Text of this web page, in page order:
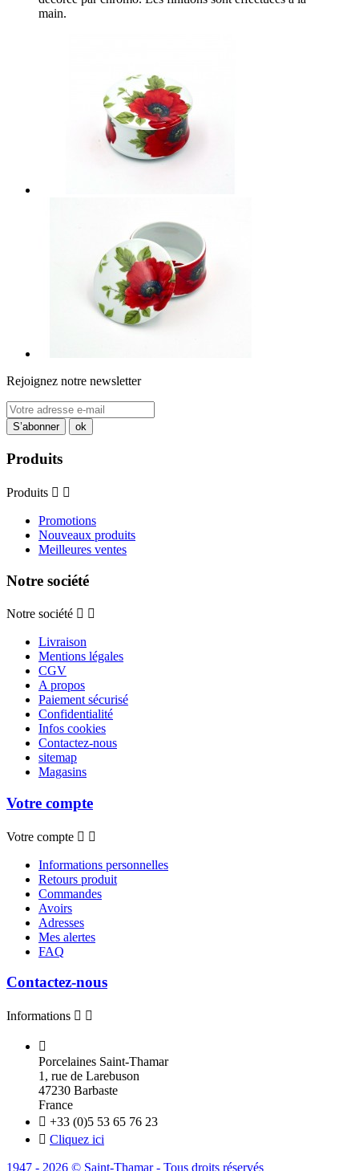
main.
Rejoignez notre newsletter
Produits
Produits  
Promotions
Nouveaux produits
Meilleures ventes
Notre société
Notre société  
Livraison
Mentions légales
CGV
A propos
Paiement sécurisé
Confidentialité
Infos cookies
Contactez-nous
sitemap
Magasins
Votre compte
Votre compte  
Informations personnelles
Retours produit
Commandes
Avoirs
Adresses
Mes alertes
FAQ
Contactez-nous
Informations  

Porcelaines Saint-Thamar
1, rue de Larebuson
47230 Barbaste
France
 +33 (0)5 53 65 76 23
 Cliquez ici
1947 - 2026 © Saint-Thamar - Tous droits réservés